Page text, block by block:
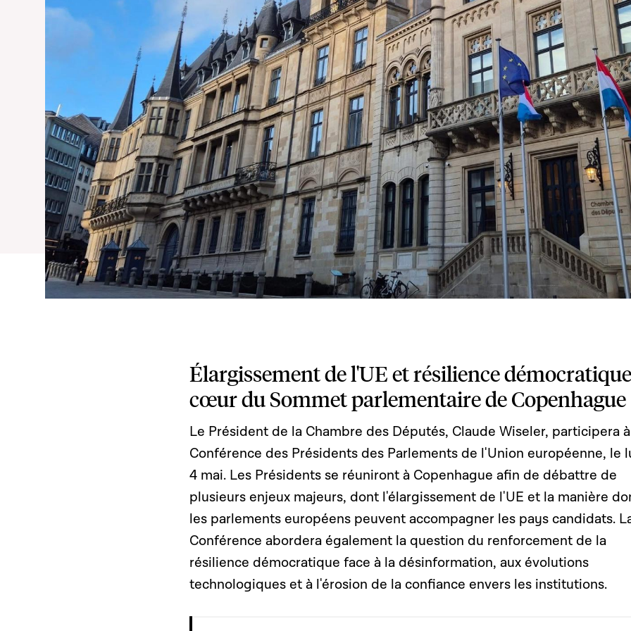
Élargissement de l'UE et résilience
cœur du Sommet parlementaire de Copenhague
Le Président de la Chambre des Députés, Claude Wiseler, participera
Conférence des Présidents des Parlements de l'Union européenne, le
4 mai. Les Présidents se réuniront à Copenhague afin de débattre de
plusieurs enjeux majeurs, dont l'élargissement de l'UE et la manière
les parlements européens peuvent accompagner les pays candidats.
Conférence abordera également la question du renforcement de la
résilience démocratique face à la désinformation, aux évolutions
technologiques et à l'érosion de la confiance envers les institutions.